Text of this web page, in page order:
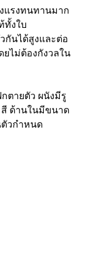
แรงทนทานมาก
ทั้งใบ
นได้สูงและต่อ
ยไม่ต้องกังวลใน
ตายตัว ผนังมีรู
สี ด้านในมีขนาด
ตัวกำหนด